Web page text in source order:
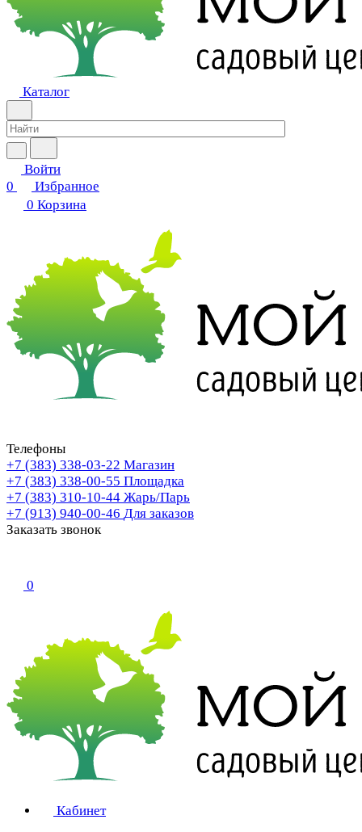
Каталог
Войти
0
Избранное
0 Корзина
Телефоны
+7 (383) 338-03-22 Магазин
+7 (383) 338-00-55 Площадка
+7 (383) 310-10-44 Жарь/Парь
+7 (913) 940-00-46 Для заказов
Заказать звонок
0
Кабинет